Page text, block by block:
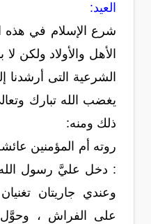
العيد:
شرع الإسلام في هذه
الأهل والأولاد ولكن
الشرعية التى أرشدنا
يغضب الله تبارك
ذلك ومنه:
روته أم المؤمنين
: دخل عليَّ رسول
وعندي جاريتان
على الفراش ،